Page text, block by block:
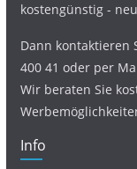
kostengünstig -
Dann kontaktieren
400 41 oder per
Wir beraten Sie
Info